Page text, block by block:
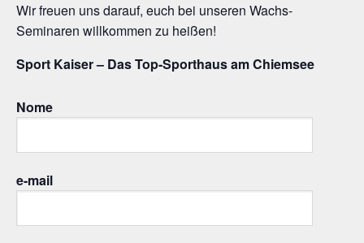
Wir freuen uns darauf, euch bei unseren Wachs-
Seminaren willkommen zu heißen!
Sport Kaiser – Das Top-Sporthaus am Chiemsee
Nome
e-mail